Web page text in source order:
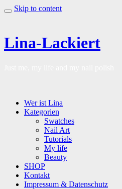
Skip to content
Lina-Lackiert
Wer ist Lina
Kategorien
Swatches
Nail Art
Tutorials
My life
Beauty
SHOP
Kontakt
Impressum & Datenschutz